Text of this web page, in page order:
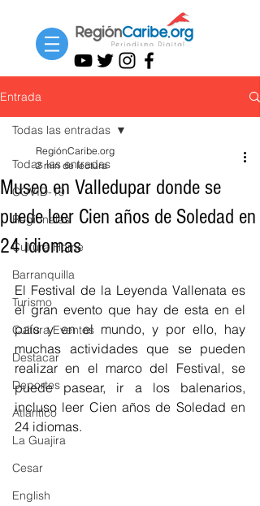
Entrada
Todas las entradas
COVID-19
Regionales
Cultura Home
Barranquilla
Turismo
Cultura Eventos
Destacar
Deportes
Atlántico
La Guajira
Cesar
English
Todas las entradas
Museo en Valledupar donde se
puede leer Cien años de Soledad en
24 idiomas
RegiónCaribe.org
2 min de lectura
El Festival de la Leyenda Vallenata es
el gran evento que hay de esta en el
país y en el mundo, y por ello, hay
muchas actividades que se pueden
realizar en el marco del Festival, se
puede pasear, ir a los balenarios,
incluso leer Cien años de Soledad en
24 idiomas.